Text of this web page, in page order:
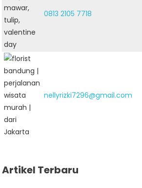
0813 2105 7718
nellyrizki7296@gmail.com
Artikel Terbaru